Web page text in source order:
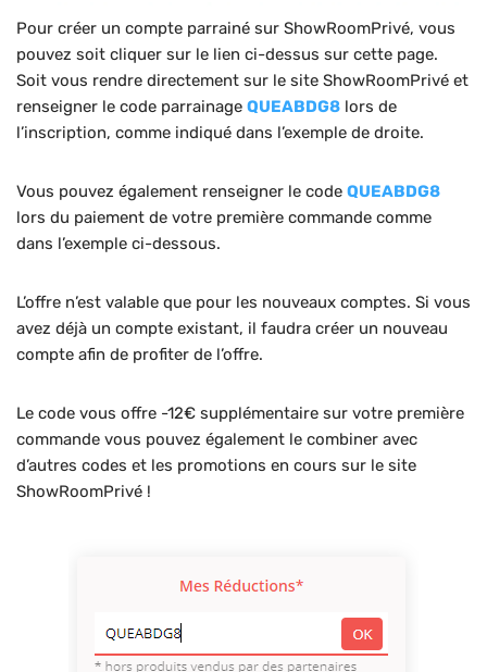
Pour créer un compte parrainé sur ShowRoomPrivé, vous
pouvez soit cliquer sur le lien ci-dessus sur cette page.
Soit vous rendre directement sur le site ShowRoomPrivé et
renseigner le code parrainage QUEABDG8 lors de
l’inscription, comme indiqué dans l’exemple de droite.
Vous pouvez également renseigner le code QUEABDG8
lors du paiement de votre première commande comme
dans l’exemple ci-dessous.
L’offre n’est valable que pour les nouveaux comptes. Si vous
avez déjà un compte existant, il faudra créer un nouveau
compte afin de profiter de l’offre.
Le code vous offre -12€ supplémentaire sur votre première
commande vous pouvez également le combiner avec
d’autres codes et les promotions en cours sur le site
ShowRoomPrivé !